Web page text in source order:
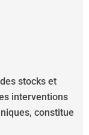
stocks et
interventions
constitue